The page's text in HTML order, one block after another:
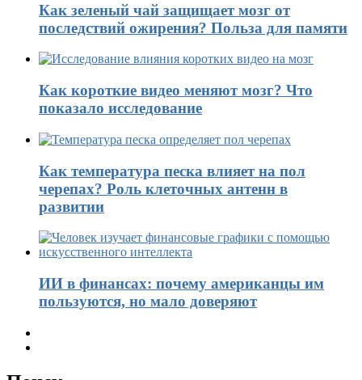
Как зеленый чай защищает мозг от
последствий ожирения? Польза для памяти
Как короткие видео меняют мозг? Что
показало исследование
Как температура песка влияет на пол
черепах? Роль клеточных антенн в
развитии
ИИ в финансах: почему американцы им
пользуются, но мало доверяют